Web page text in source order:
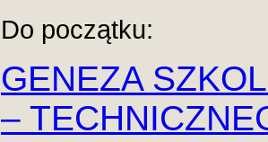
Do początku:
GENEZA
–